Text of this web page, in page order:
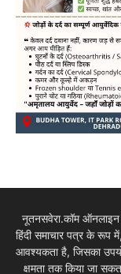
नूतनसवेरा.कॉम
हिंदी समाचार पत्र के रूप
आवश्यकता है, जिसका
क्षमता तक किया जा